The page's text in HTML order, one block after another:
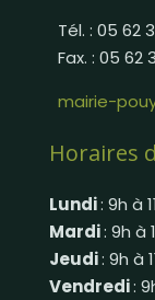
Tél. : 05 62
Fax. : 05 62
mairie-
Horaires
Lundi: 9h à
Mardi: 9h à
Jeudi: 9h à
Vendredi: